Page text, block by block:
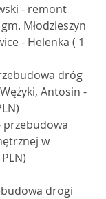
- remont
Młodzieszyn
- Helenka ( 1
dróg
Antosin -
w
drogi